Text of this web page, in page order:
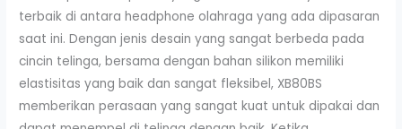
terbaik di antara headphone olahraga yang ada dipasaran
saat ini. Dengan jenis desain yang sangat berbeda pada
cincin telinga, bersama dengan bahan silikon memiliki
elastisitas yang baik dan sangat fleksibel, XB80BS
memberikan perasaan yang sangat kuat untuk dipakai dan